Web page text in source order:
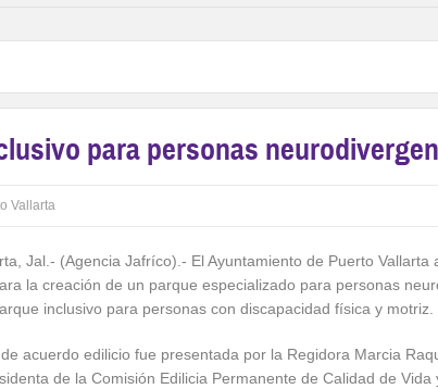
para personas
Vallarta
Jal.- (Agencia Jafríco).- El Ayuntamiento de Puerto Vallarta
la creación de un parque especializado para personas
inclusivo para personas con discapacidad física y motriz.
acuerdo edilicio fue presentada por la Regidora Marcia
de la Comisión Edilicia Permanente de Calidad de Vida